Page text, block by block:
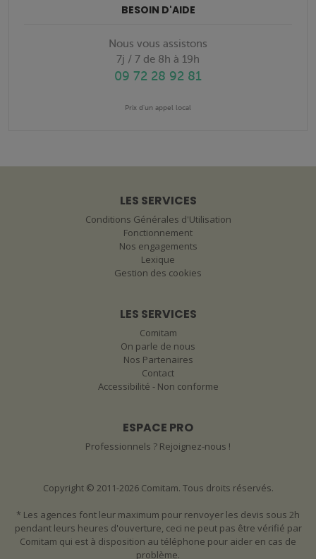
BESOIN D'AIDE
Nous vous assistons
7j / 7 de 8h à 19h
09 72 28 92 81
Prix d'un appel local
LES SERVICES
Conditions Générales d'Utilisation
Fonctionnement
Nos engagements
Lexique
Gestion des cookies
LES SERVICES
Comitam
On parle de nous
Nos Partenaires
Contact
Accessibilité - Non conforme
ESPACE PRO
Professionnels ? Rejoignez-nous !
Copyright © 2011-2026 Comitam. Tous droits réservés.
* Les agences font leur maximum pour renvoyer les devis sous 2h
pendant leurs heures d'ouverture, ceci ne peut pas être vérifié par
Comitam qui est à disposition au téléphone pour aider en cas de
problème.